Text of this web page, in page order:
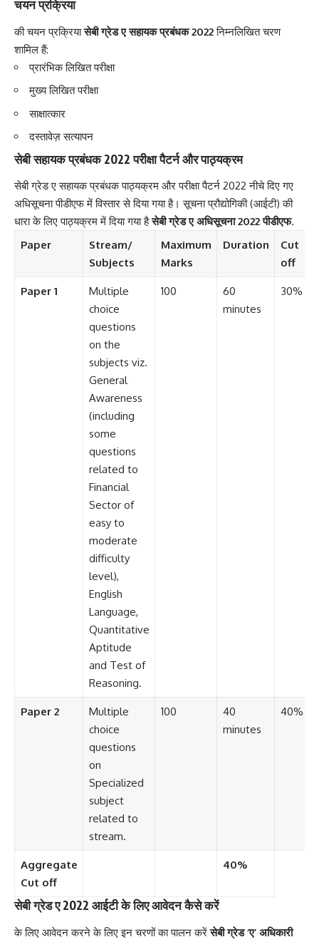
चयन प्रक्रिया
की चयन प्रक्रियासेबी ग्रेड ए सहायक प्रबंधक 2022निम्नलिखित चरण
शामिल हैं:
प्रारंभिक लिखित परीक्षा
मुख्य लिखित परीक्षा
साक्षात्कार
दस्तावेज़ सत्यापन
सेबी सहायक प्रबंधक 2022 परीक्षा पैटर्न और पाठ्यक्रम
सेबी ग्रेड ए सहायक प्रबंधक पाठ्यक्रम और परीक्षा पैटर्न 2022 नीचे दिए गए
अधिसूचना पीडीएफ में विस्तार से दिया गया है। सूचना प्रौद्योगिकी (आईटी) की
धारा के लिए पाठ्यक्रम में दिया गया हैसेबी ग्रेड ए अधिसूचना 2022 पीडीएफ.
Paper
Stream/
Subjects
Maximum
Marks
Duration
Cut
off
Paper 1
Multiple
choice
questions
on the
subjects viz.
General
Awareness
(including
some
questions
related to
Financial
Sector of
easy to
moderate
difficulty
level),
English
Language,
Quantitative
Aptitude
and Test of
Reasoning.
100
60
minutes
30%
Paper 2
Multiple
choice
questions
on
Specialized
subject
related to
stream.
100
40
minutes
40%
Aggregate
Cut off
40%
सेबी ग्रेड ए 2022 आईटी के लिए आवेदन कैसे करें
के लिए आवेदन करने के लिए इन चरणों का पालन करेंसेबी ग्रेड ‘ए’ अधिकारी